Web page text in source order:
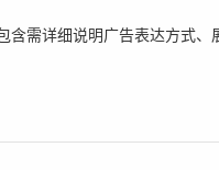
含需详细说明广告表达方式、